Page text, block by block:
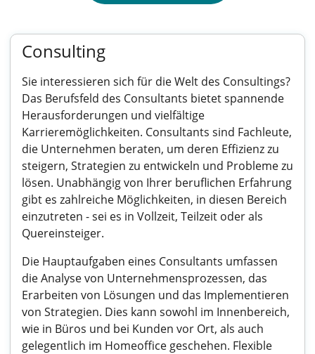
Consulting
Sie interessieren sich für die Welt des Consultings?
Das Berufsfeld des Consultants bietet spannende
Herausforderungen und vielfältige
Karrieremöglichkeiten. Consultants sind Fachleute,
die Unternehmen beraten, um deren Effizienz zu
steigern, Strategien zu entwickeln und Probleme zu
lösen. Unabhängig von Ihrer beruflichen Erfahrung
gibt es zahlreiche Möglichkeiten, in diesen Bereich
einzutreten - sei es in Vollzeit, Teilzeit oder als
Quereinsteiger.
Die Hauptaufgaben eines Consultants umfassen
die Analyse von Unternehmensprozessen, das
Erarbeiten von Lösungen und das Implementieren
von Strategien. Dies kann sowohl im Innenbereich,
wie in Büros und bei Kunden vor Ort, als auch
gelegentlich im Homeoffice geschehen. Flexible